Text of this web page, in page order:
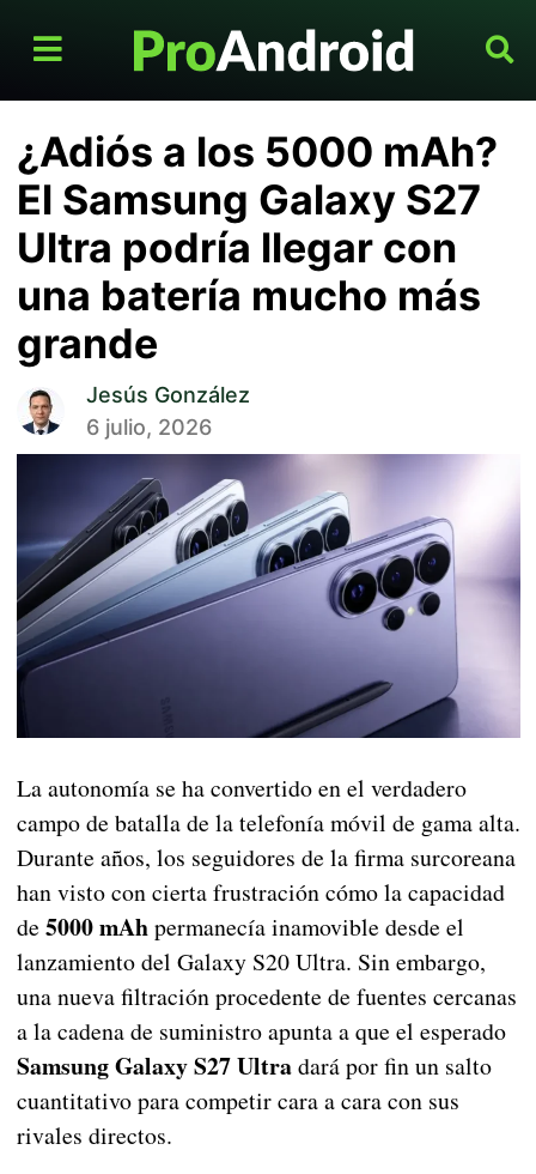
¿Adiós a los 5000 mAh?
El Samsung Galaxy S27
Ultra podría llegar con
una batería mucho más
grande
Jesús González
6 julio, 2026
La autonomía se ha convertido en el verdadero
campo de batalla de la telefonía móvil de gama alta.
Durante años, los seguidores de la firma surcoreana
han visto con cierta frustración cómo la capacidad
de 5000 mAhpermanecía inamovible desde el
lanzamiento del Galaxy S20 Ultra. Sin embargo,
una nueva filtración procedente de fuentes cercanas
a la cadena de suministro apunta a que el esperado
Samsung Galaxy S27 Ultradará por fin un salto
cuantitativo para competir cara a cara con sus
rivales directos.